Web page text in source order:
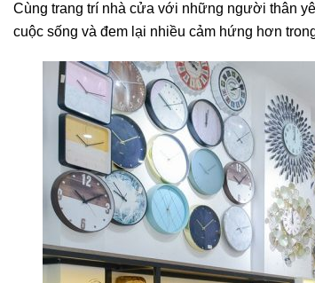
Cùng trang trí nhà cửa với những người thân
cuộc sống và đem lại nhiều cảm hứng hơn